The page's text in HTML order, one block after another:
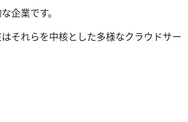
企業です。
それらを中核とした多様なクラウドサー